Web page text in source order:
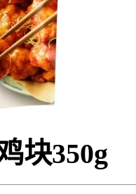
块350g